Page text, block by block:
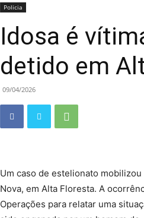
Policia
Idosa é
detido em
09/04/2026
Um caso de estelionato
Nova, em Alta Floresta. A
Operações para relatar uma